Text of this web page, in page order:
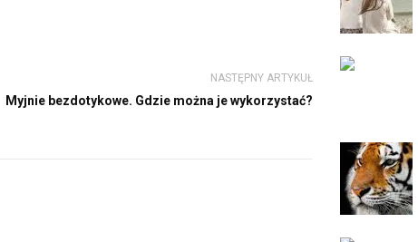
NASTĘPNY ARTYKUŁ
Myjnie bezdotykowe. Gdzie można je wykorzystać?